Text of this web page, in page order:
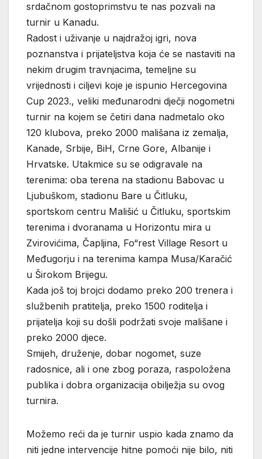
srdačnom gostoprimstvu te nas pozvali na
turnir u Kanadu.
Radost i uživanje u najdražoj igri, nova
poznanstva i prijateljstva koja će se nastaviti na
nekim drugim travnjacima, temeljne su
vrijednosti i ciljevi koje je ispunio Hercegovina
Cup 2023., veliki međunarodni dječji nogometni
turnir na kojem se četiri dana nadmetalo oko
120 klubova, preko 2000 mališana iz zemalja,
Kanade, Srbije, BiH, Crne Gore, Albanije i
Hrvatske. Utakmice su se odigravale na
terenima: oba terena na stadionu Babovac u
Ljubuškom, stadionu Bare u Čitluku,
sportskom centru Mališić u Čitluku, sportskim
terenima i dvoranama u Horizontu mira u
Zvirovićima, Čapljina, Fo“rest Village Resort u
Međugorju i na terenima kampa Musa/Karačić
u Širokom Brijegu.
Kada još toj brojci dodamo preko 200 trenera i
službenih pratitelja, preko 1500 roditelja i
prijatelja koji su došli podržati svoje mališane i
preko 2000 djece.
Smijeh, druženje, dobar nogomet, suze
radosnice, ali i one zbog poraza, raspoložena
publika i dobra organizacija obilježja su ovog
turnira.
Možemo reći da je turnir uspio kada znamo da
niti jedne intervencije hitne pomoći nije bilo, niti